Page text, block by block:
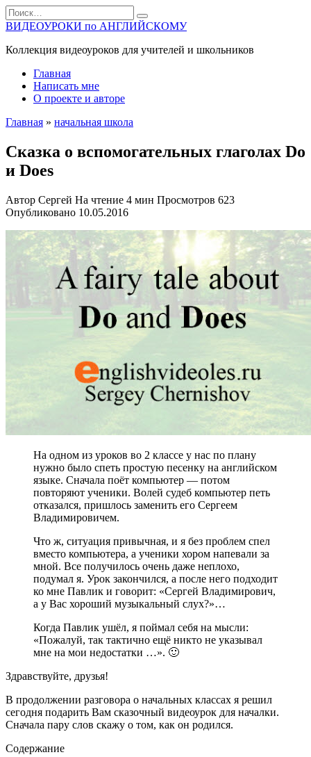
Перейти
к
содержанию
Search
for:
ВИДЕОУРОКИ по АНГЛИЙСКОМУ
Коллекция видеоуроков для учителей и школьников
Главная
Написать мне
О проекте и авторе
Главная » начальная школа
Сказка о вспомогательных глаголах Do
и Does
Автор Сергей На чтение 4 мин Просмотров 623
Опубликовано 10.05.2016
На одном из уроков во 2 классе у нас по плану
нужно было спеть простую песенку на английском
языке. Сначала поёт компьютер — потом
повторяют ученики. Волей судеб компьютер петь
отказался, пришлось заменить его Сергеем
Владимировичем.
Что ж, ситуация привычная, и я без проблем спел
вместо компьютера, а ученики хором напевали за
мной. Все получилось очень даже неплохо,
подумал я. Урок закончился, а после него подходит
ко мне Павлик и говорит: «Сергей Владимирович,
а у Вас хороший музыкальный слух?»…
Когда Павлик ушёл, я поймал себя на мысли:
«Пожалуй, так тактично ещё никто не указывал
мне на мои недостатки …». 🙂
Здравствуйте, друзья!
В продолжении разговора о начальных классах я решил
сегодня подарить Вам сказочный видеоурок для началки.
Сначала пару слов скажу о том, как он родился.
Содержание